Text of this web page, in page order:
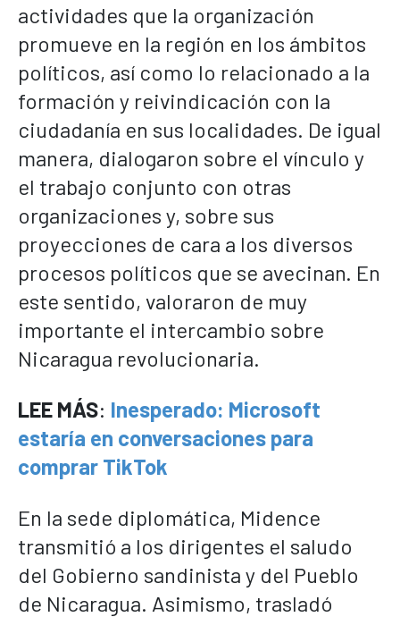
actividades que la organización
promueve en la región en los ámbitos
políticos, así como lo relacionado a la
formación y reivindicación con la
ciudadanía en sus localidades. De igual
manera, dialogaron sobre el vínculo y
el trabajo conjunto con otras
organizaciones y, sobre sus
proyecciones de cara a los diversos
procesos políticos que se avecinan. En
este sentido, valoraron de muy
importante el intercambio sobre
Nicaragua revolucionaria.
LEE MÁS: Inesperado: Microsoft
estaría en conversaciones para
comprar TikTok
En la sede diplomática, Midence
transmitió a los dirigentes el saludo
del Gobierno sandinista y del Pueblo
de Nicaragua. Asimismo, trasladó